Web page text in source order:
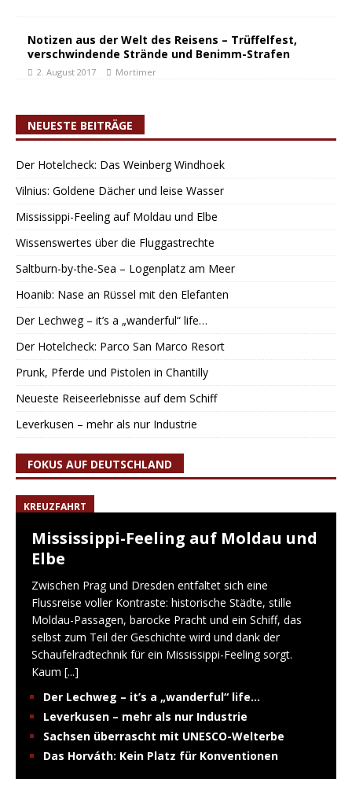
Notizen aus der Welt des Reisens – Trüffelfest,
verschwindende Strände und Benimm-Strafen
2. August 2017 Mortimer
NEUESTE BEITRÄGE
Der Hotelcheck: Das Weinberg Windhoek
Vilnius: Goldene Dächer und leise Wasser
Mississippi-Feeling auf Moldau und Elbe
Wissenswertes über die Fluggastrechte
Saltburn-by-the-Sea – Logenplatz am Meer
Hoanib: Nase an Rüssel mit den Elefanten
Der Lechweg – it’s a „wanderful“ life…
Der Hotelcheck: Parco San Marco Resort
Prunk, Pferde und Pistolen in Chantilly
Neueste Reiseerlebnisse auf dem Schiff
Leverkusen – mehr als nur Industrie
FOKUS AUF DEUTSCHLAND
KREUZFAHRT
Mississippi-Feeling auf Moldau und
Elbe
Zwischen Prag und Dresden entfaltet sich eine
Flussreise voller Kontraste: historische Städte, stille
Moldau-Passagen, barocke Pracht und ein Schiff, das
selbst zum Teil der Geschichte wird und dank der
Schaufelradtechnik für ein Mississippi-Feeling sorgt.
Kaum [...]
Der Lechweg – it’s a „wanderful“ life…
Leverkusen – mehr als nur Industrie
Sachsen überrascht mit UNESCO-Welterbe
Das Horváth: Kein Platz für Konventionen